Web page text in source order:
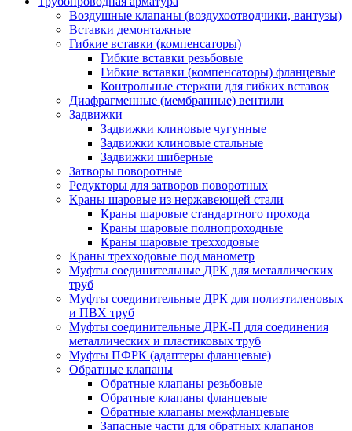
Воздушные клапаны (воздухоотводчики, вантузы)
Вставки демонтажные
Гибкие вставки (компенсаторы)
Гибкие вставки резьбовые
Гибкие вставки (компенсаторы) фланцевые
Контрольные стержни для гибких вставок
Диафрагменные (мембранные) вентили
Задвижки
Задвижки клиновые чугунные
Задвижки клиновые стальные
Задвижки шиберные
Затворы поворотные
Редукторы для затворов поворотных
Краны шаровые из нержавеющей стали
Краны шаровые стандартного прохода
Краны шаровые полнопроходные
Краны шаровые трехходовые
Краны трехходовые под манометр
Муфты соединительные ДРК для металлических
труб
Муфты соединительные ДРК для полиэтиленовых
и ПВХ труб
Муфты соединительные ДРК-П для соединения
металлических и пластиковых труб
Муфты ПФРК (адаптеры фланцевые)
Обратные клапаны
Обратные клапаны резьбовые
Обратные клапаны фланцевые
Обратные клапаны межфланцевые
Запасные части для обратных клапанов